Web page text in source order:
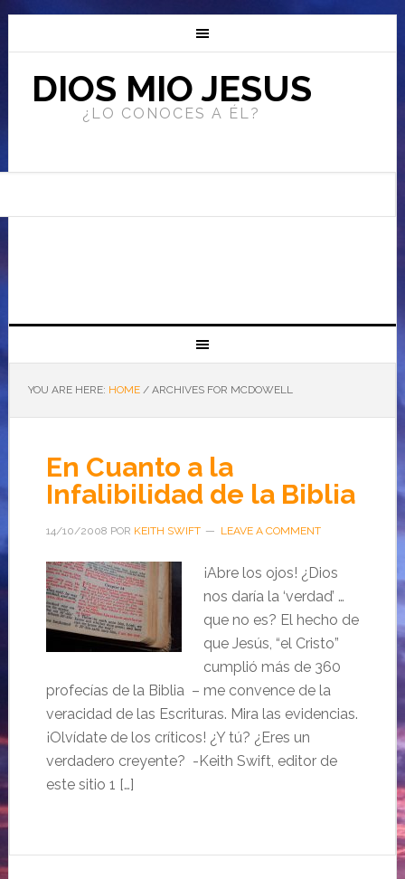
DIOS MIO JESUS
¿LO CONOCES A ÉL?
YOU ARE HERE: HOME /ARCHIVES FOR MCDOWELL
En Cuanto a la
Infalibilidad de la Biblia
14/10/2008 POR KEITH SWIFT LEAVE A COMMENT
¡Abre los ojos! ¿Dios
nos daría la ‘verdad’ …
que no es? El hecho de
que Jesús, “el Cristo”
cumplió más de 360
profecías de la Biblia – me convence de la
veracidad de las Escrituras. Mira las evidencias.
¡Olvídate de los críticos! ¿Y tú? ¿Eres un
verdadero creyente? -Keith Swift, editor de
este sitio 1 […]